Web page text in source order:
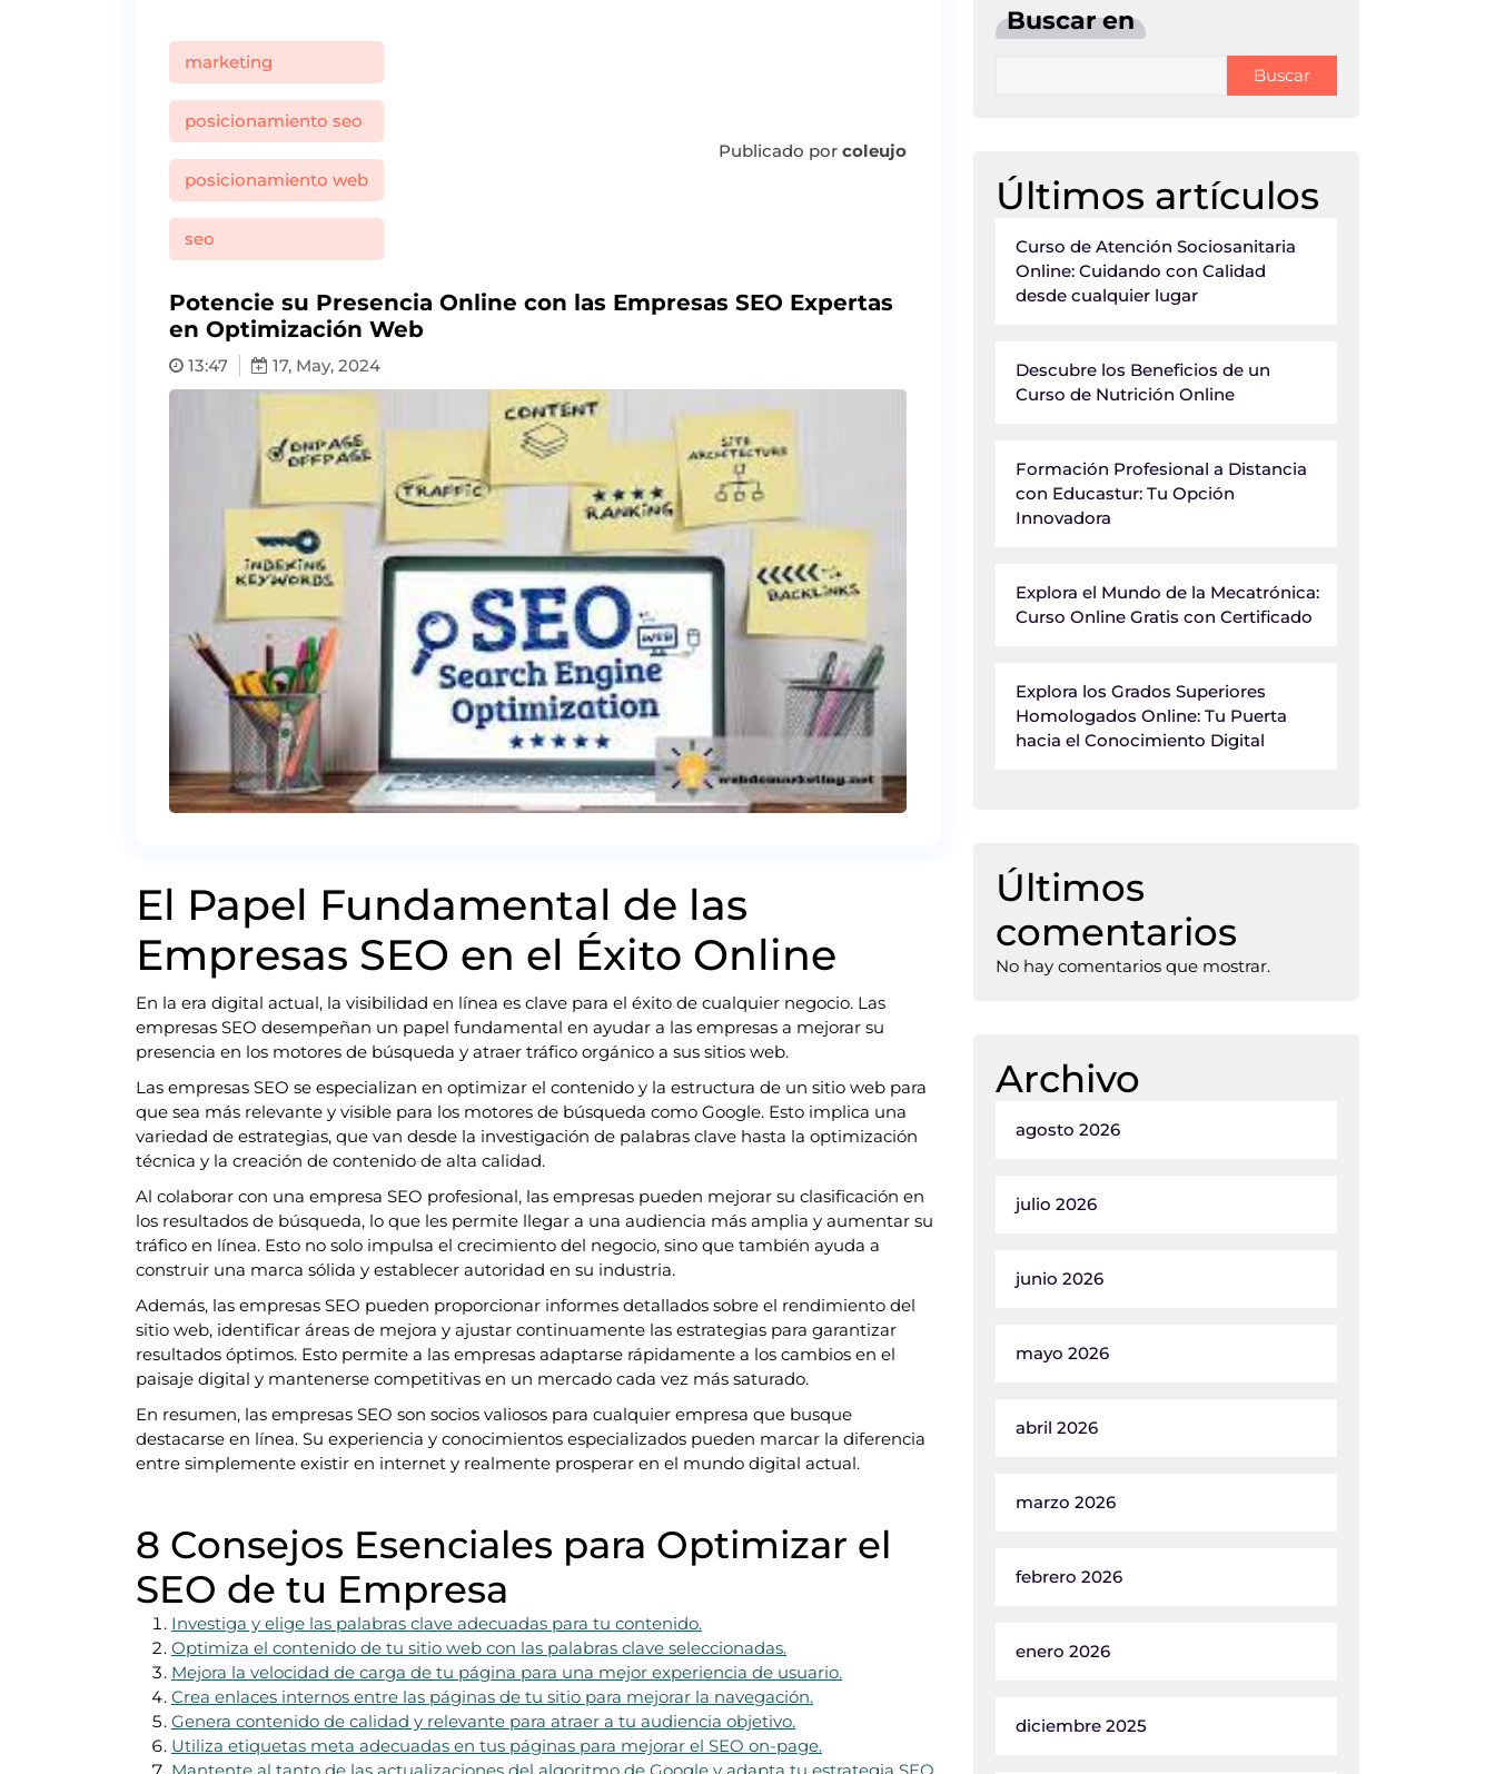
marketing
posicionamiento seo
posicionamiento web
seo
Publicado porcoleujo
Potencie su Presencia Online con las Empresas SEO Expertas
en Optimización Web
13:47 17, May, 2024
El Papel Fundamental de las
Empresas SEO en el Éxito Online
En la era digital actual, la visibilidad en línea es clave para el éxito de cualquier negocio. Las
empresas SEO desempeñan un papel fundamental en ayudar a las empresas a mejorar su
presencia en los motores de búsqueda y atraer tráfico orgánico a sus sitios web.
Las empresas SEO se especializan en optimizar el contenido y la estructura de un sitio web para
que sea más relevante y visible para los motores de búsqueda como Google. Esto implica una
variedad de estrategias, que van desde la investigación de palabras clave hasta la optimización
técnica y la creación de contenido de alta calidad.
Al colaborar con una empresa SEO profesional, las empresas pueden mejorar su clasificación en
los resultados de búsqueda, lo que les permite llegar a una audiencia más amplia y aumentar su
tráfico en línea. Esto no solo impulsa el crecimiento del negocio, sino que también ayuda a
construir una marca sólida y establecer autoridad en su industria.
Además, las empresas SEO pueden proporcionar informes detallados sobre el rendimiento del
sitio web, identificar áreas de mejora y ajustar continuamente las estrategias para garantizar
resultados óptimos. Esto permite a las empresas adaptarse rápidamente a los cambios en el
paisaje digital y mantenerse competitivas en un mercado cada vez más saturado.
En resumen, las empresas SEO son socios valiosos para cualquier empresa que busque
destacarse en línea. Su experiencia y conocimientos especializados pueden marcar la diferencia
entre simplemente existir en internet y realmente prosperar en el mundo digital actual.
8 Consejos Esenciales para Optimizar el
SEO de tu Empresa
Investiga y elige las palabras clave adecuadas para tu contenido.
Optimiza el contenido de tu sitio web con las palabras clave seleccionadas.
Mejora la velocidad de carga de tu página para una mejor experiencia de usuario.
Crea enlaces internos entre las páginas de tu sitio para mejorar la navegación.
Genera contenido de calidad y relevante para atraer a tu audiencia objetivo.
Utiliza etiquetas meta adecuadas en tus páginas para mejorar el SEO on-page.
Buscar en
Buscar
Últimos artículos
Curso de Atención Sociosanitaria
Online: Cuidando con Calidad
desde cualquier lugar
Descubre los Beneficios de un
Curso de Nutrición Online
Formación Profesional a Distancia
con Educastur: Tu Opción
Innovadora
Explora el Mundo de la Mecatrónica:
Curso Online Gratis con Certificado
Explora los Grados Superiores
Homologados Online: Tu Puerta
hacia el Conocimiento Digital
Últimos
comentarios
No hay comentarios que mostrar.
Archivo
agosto 2026
julio 2026
junio 2026
mayo 2026
abril 2026
marzo 2026
febrero 2026
enero 2026
diciembre 2025